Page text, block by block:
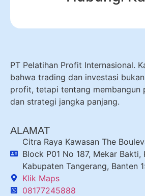
PT Pelatihan Profit Internasional.
bahwa trading dan investasi
profit, tetapi tentang membangun
dan strategi jangka panjang.
ALAMAT
Citra Raya Kawasan The
Block P01 No 187, Mekar Bakti,
Kabupaten Tangerang, Banten
Klik Maps
08177245888